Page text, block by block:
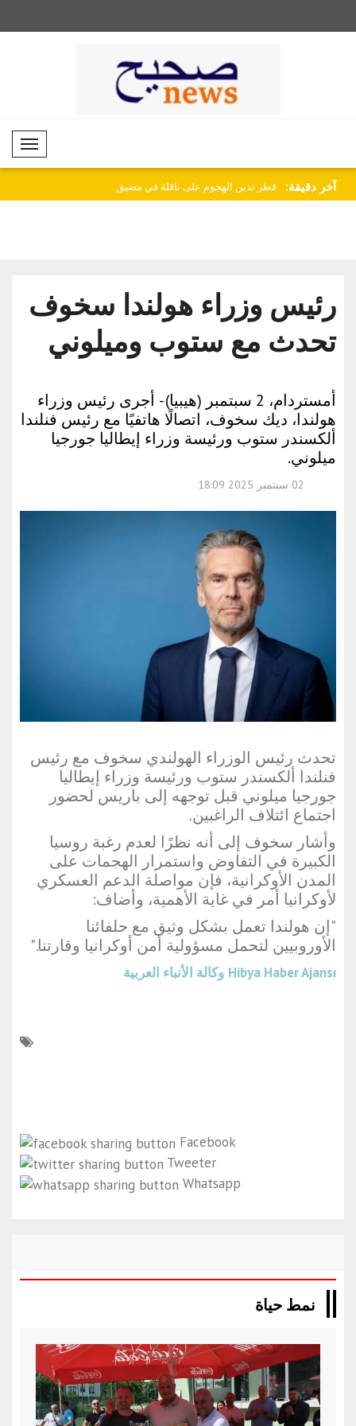
Mobil Menü
آخر دقيقة: قطر تدين الهجوم على ناقلة في مضيق إلى الأ..
رئيس وزراء هولندا سخوف
تحدث مع ستوب وميلوني
أمستردام، 2 سبتمبر (هيبيا) - أجرى رئيس وزراء
هولندا، ديك سخوف، اتصالًا هاتفيًا مع رئيس فنلندا
ألكسندر ستوب ورئيسة وزراء إيطاليا جورجيا
ميلوني.
02 سبتمبر 2025 18:09
تحدث رئيس الوزراء الهولندي سخوف مع رئيس
فنلندا ألكسندر ستوب ورئيسة وزراء إيطاليا
جورجيا ميلوني قبل توجهه إلى باريس لحضور
اجتماع ائتلاف الراغبين.
وأشار سخوف إلى أنه نظرًا لعدم رغبة روسيا
الكبيرة في التفاوض واستمرار الهجمات على
المدن الأوكرانية، فإن مواصلة الدعم العسكري
لأوكرانيا أمر في غاية الأهمية، وأضاف:
"إن هولندا تعمل بشكل وثيق مع حلفائنا
الأوروبيين لتحمل مسؤولية أمن أوكرانيا وقارتنا."
Hibya Haber Ajansı وكالة الأنباء العربية
Facebook
Tweeter
Whatsapp
نمط حياة